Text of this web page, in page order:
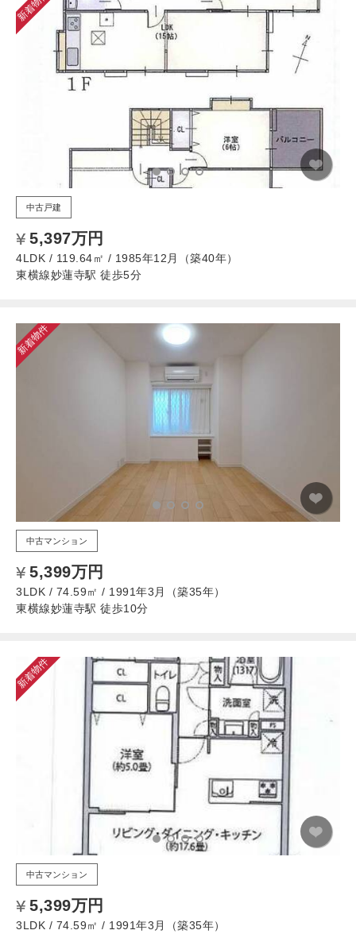
中古戸建
5,397万円
4LDK / 119.64㎡ / 1985年12月（築40年）
東横線妙蓮寺駅 徒歩5分
新着物件
中古マンション
5,399万円
3LDK / 74.59㎡ / 1991年3月（築35年）
東横線妙蓮寺駅 徒歩10分
新着物件
中古マンション
5,399万円
3LDK / 74.59㎡ / 1991年3月（築35年）